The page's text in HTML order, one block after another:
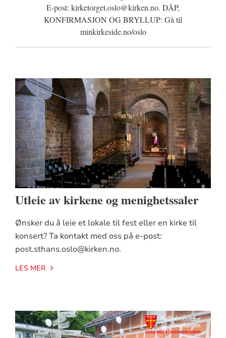
E-post: kirketorget.oslo@kirken.no. DÅP,
KONFIRMASJON OG BRYLLUP: Gå til
minkirkeside.no/oslo
Utleie av kirkene og menighetssaler
Ønsker du å leie et lokale til fest eller en kirke til
konsert? Ta kontakt med oss på e-post:
post.sthans.oslo@kirken.no.
LES MER